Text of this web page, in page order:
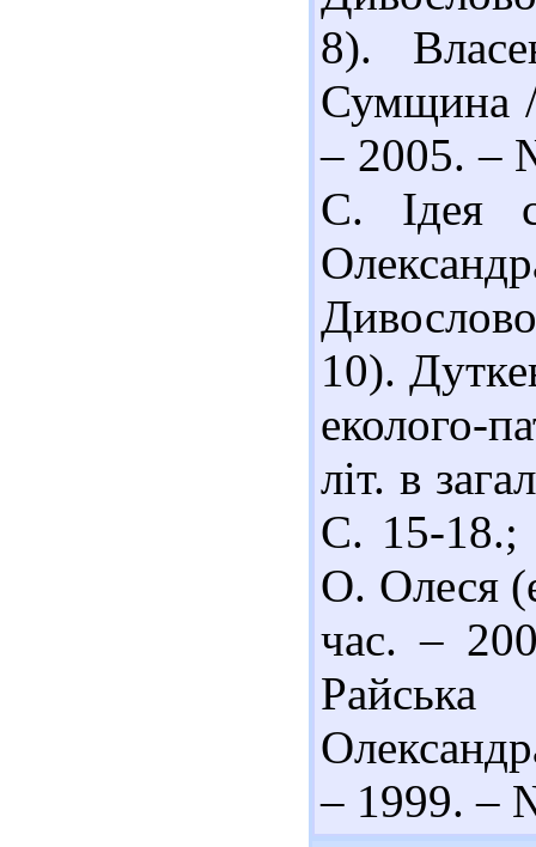
8).
Сумщина
– 2005. –
С. Ідея
10).
еколого-
літ. в
С. 15-18.;
О. Олеся
час. –
Райська
– 1999. –